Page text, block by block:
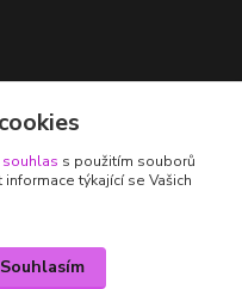
souhlas s použitím souborů
týkající se Vašich
Souhlasím